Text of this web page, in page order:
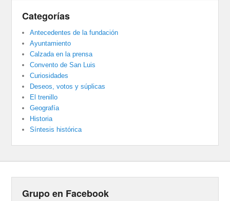
Categorías
Antecedentes de la fundación
Ayuntamiento
Calzada en la prensa
Convento de San Luis
Curiosidades
Deseos, votos y súplicas
El trenillo
Geografía
Historia
Síntesis histórica
Grupo en Facebook